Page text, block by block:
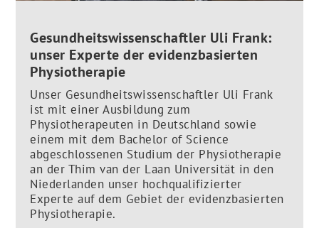
Gesundheitswissenschaftler Uli Frank:
unser Experte der evidenzbasierten
Physiotherapie
Unser Gesundheitswissenschaftler Uli Frank
ist mit einer Ausbildung zum
Physiotherapeuten in Deutschland sowie
einem mit dem Bachelor of Science
abgeschlossenen Studium der Physiotherapie
an der Thim van der Laan Universität in den
Niederlanden unser hochqualifizierter
Experte auf dem Gebiet der evidenzbasierten
Physiotherapie.